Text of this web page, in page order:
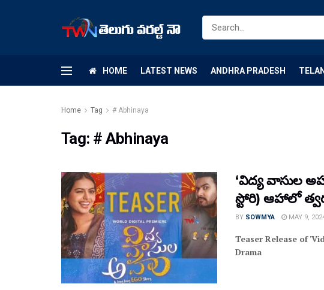
HOME LATEST NEWS ANDHRA PRADESH
Home Tag # Abhinaya
Tag: # Abhinaya
‘విద్య వాసుల
స్టోరి) ఆహాలో
BY SOWMYA MAY 9,
Teaser Release of
Drama